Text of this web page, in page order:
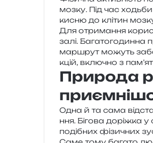
мозку. Під час
кисню до клі­тин
Для отри­ма­н­ня
залі. Багатогодинна
мар­шрут можуть
кцій, вклю­чно з
Природа
Одна й та сама
н­ня. Бігова доріж­ка
поді­бних фізи­чних